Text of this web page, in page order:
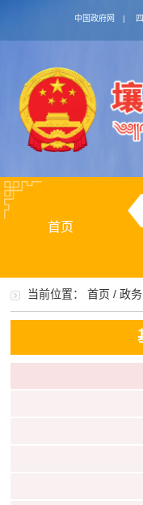
中国政府网 |
首页
当前位置：首页 /政